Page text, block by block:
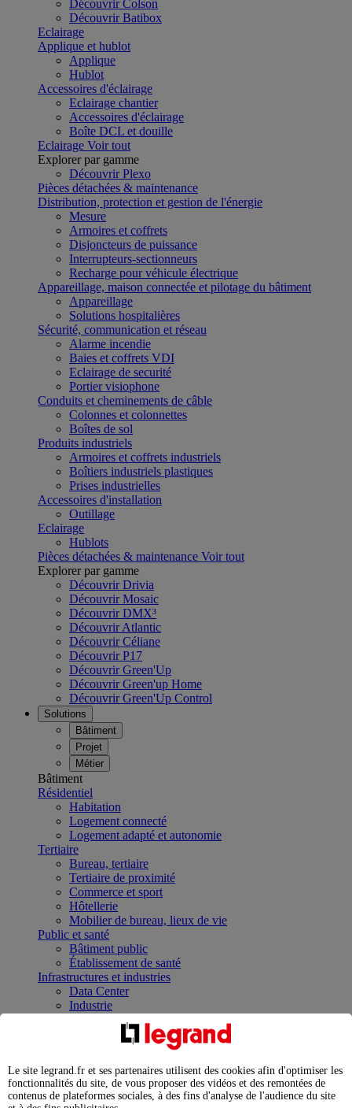
Découvrir Colson
Découvrir Batibox
Eclairage
Applique et hublot
Applique
Hublot
Accessoires d'éclairage
Eclairage chantier
Accessoires d'éclairage
Boîte DCL et douille
Eclairage Voir tout
Explorer par gamme
Découvrir Plexo
Pièces détachées & maintenance
Distribution, protection et gestion de l'énergie
Mesure
Armoires et coffrets
Disjoncteurs de puissance
Interrupteurs-sectionneurs
Recharge pour véhicule électrique
Appareillage, maison connectée et pilotage du bâtiment
Appareillage
Solutions hospitalières
Sécurité, communication et réseau
Alarme incendie
Baies et coffrets VDI
Eclairage de securité
Portier visiophone
Conduits et cheminements de câble
Colonnes et colonnettes
Boîtes de sol
Produits industriels
Armoires et coffrets industriels
Boîtiers industriels plastiques
Prises industrielles
Accessoires d'installation
Outillage
Eclairage
Hublots
Pièces détachées & maintenance Voir tout
Explorer par gamme
Découvrir Drivia
Découvrir Mosaic
Découvrir DMX³
Découvrir Atlantic
Découvrir Céliane
Découvrir P17
Découvrir Green'Up
Découvrir Green'up Home
Découvrir Green'Up Control
Solutions
Bâtiment
Projet
Métier
Bâtiment
Résidentiel
Habitation
Logement connecté
Logement adapté et autonomie
Tertiaire
Bureau, tertiaire
Tertiaire de proximité
Commerce et sport
Hôtellerie
Mobilier de bureau, lieux de vie
Public et santé
Bâtiment public
Établissement de santé
Infrastructures et industries
Data Center
Industrie
Infrastructures
Contrôler et planifier le fonctionnement des appareils
Répartir et optimiser son tableau électrique
Legrand Data Center Solutions : concentrer les
expertises au service de vos performances
Le site legrand.fr et ses partenaires utilisent des cookies afin d'optimiser les
fonctionnalités du site, de vous proposer des vidéos et des remontées de
contenus de plateformes sociales, à des fins d'analyse de l'audience du site